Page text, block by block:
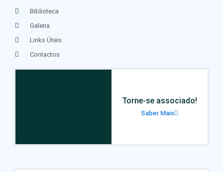
Biblioteca
Galeria
Links Úteis
Contactos
Torne-se associado!
Saber Mais